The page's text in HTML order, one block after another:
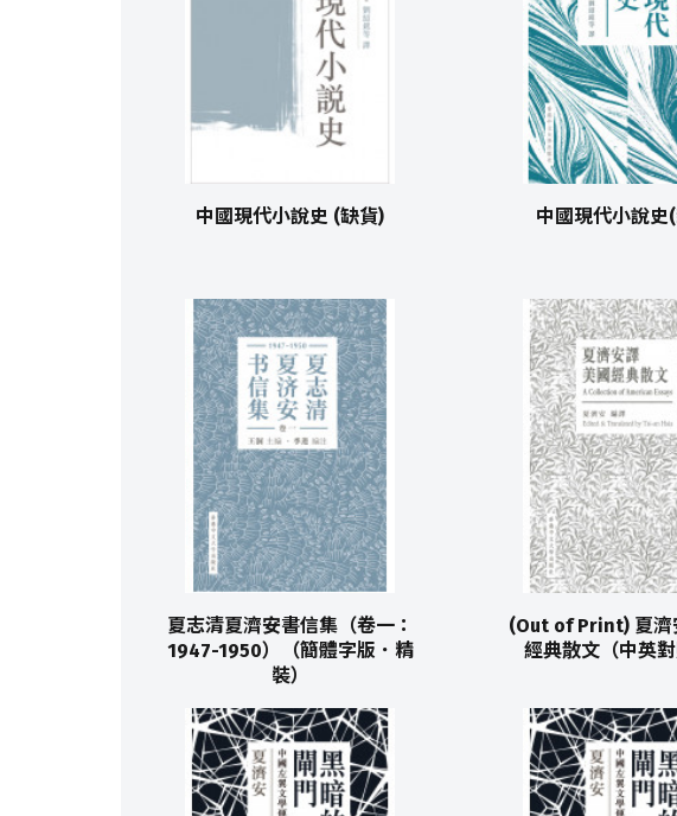
中國現代小說史 (缺貨) 中國現代小說史
夏志清夏濟安書信集（卷一：
1947-1950）（簡體字版．精
裝）
(Out of Print) 夏濟
經典散文（中英對